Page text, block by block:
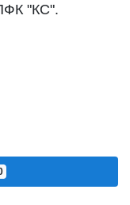
"КС".